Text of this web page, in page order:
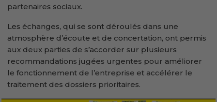
partenaires sociaux.
Les échanges, qui se sont déroulés dans une
atmosphère d’écoute et de concertation, ont permis
aux deux parties de s’accorder sur plusieurs
recommandations jugées urgentes pour améliorer
le fonctionnement de l’entreprise et accélérer le
traitement des dossiers prioritaires.